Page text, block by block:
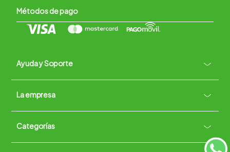
Métodos de pago
Ayuda y Soporte +
Contacto vía WhatsApp
Términos y condiciones
La empresa +
Quiénes somos
Trabaja con nosotros
Categorías +